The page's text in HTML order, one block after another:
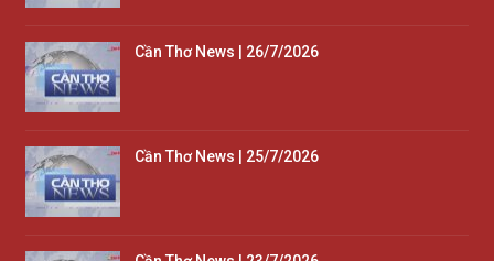
Cần Thơ News | 26/7/2026
Cần Thơ News | 25/7/2026